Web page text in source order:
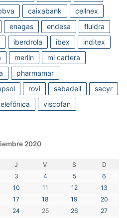
caixabank
cellnex
enagas endesa
fluidra
iberdrola ibex
inditex
merlin
mi cartera
pharmamar
rovi sabadell
sacyr
viscofan
2020
J V S
D
3 4 5
6
10 11 12
13
17 18 19
20
24 25 26
27